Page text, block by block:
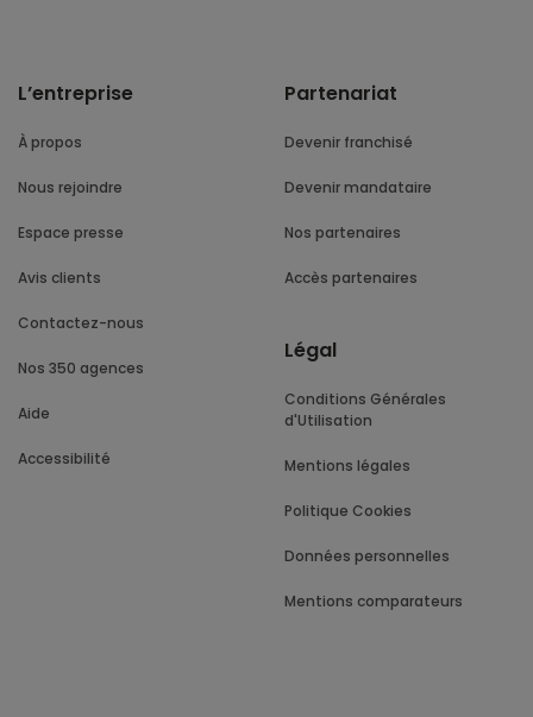
L’entreprise
À propos
Nous rejoindre
Espace presse
Avis clients
Contactez-nous
Nos 350 agences
Aide
Accessibilité
Partenariat
Devenir franchisé
Devenir mandataire
Nos partenaires
Accès partenaires
Légal
Conditions Générales
d'Utilisation
Mentions légales
Politique Cookies
Données personnelles
Mentions comparateurs